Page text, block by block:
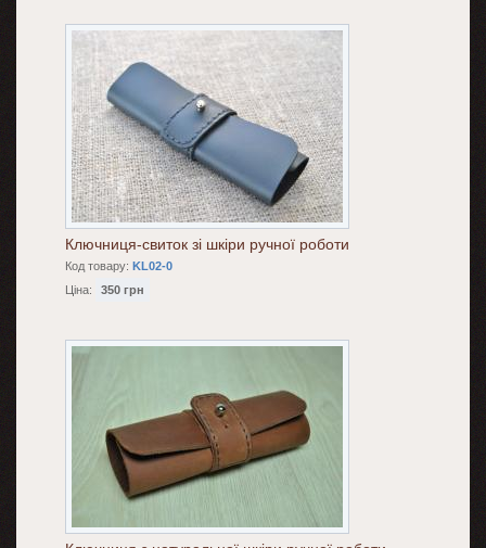
Ключниця-свиток зі шкіри ручної роботи
Код товару: KL02-0
Ціна:
350 грн